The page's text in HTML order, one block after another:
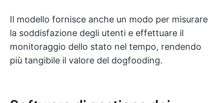
Il modello fornisce anche un modo per misurare
la soddisfazione degli utenti e effettuare il
monitoraggio dello stato nel tempo, rendendo
più tangibile il valore del dogfooding.